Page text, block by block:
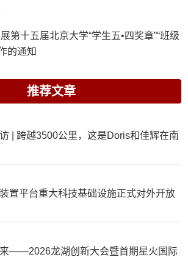
第十五届北京大学“学生五•四奖章”“班级
的通知
推荐文章
| 跨越3500公里，这是Doris和佳辉在南
置平台重大科技基础设施正式对外开放
——2026龙湖创新大会暨首期星火国际